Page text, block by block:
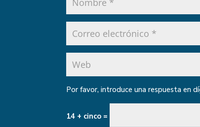
Por favor, introduce una respuesta en
14 + cinco =